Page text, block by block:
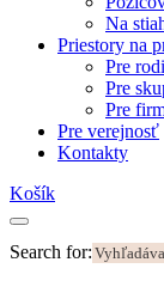
Na
Priestory na
Pre
Pre
Pre
Pre verejnosť
Kontakty
Košík
Search for: